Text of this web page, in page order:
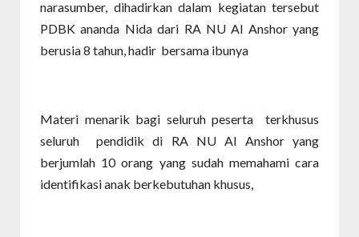
narasumber, dihadirkan dalam kegiatan tersebut
PDBK ananda Nida dari RA NU Al Anshor yang
berusia 8 tahun, hadir bersama ibunya
Materi menarik bagi seluruh peserta terkhusus
seluruh pendidik di RA NU Al Anshor yang
berjumlah 10 orang yang sudah memahami cara
identifikasi anak berkebutuhan khusus,